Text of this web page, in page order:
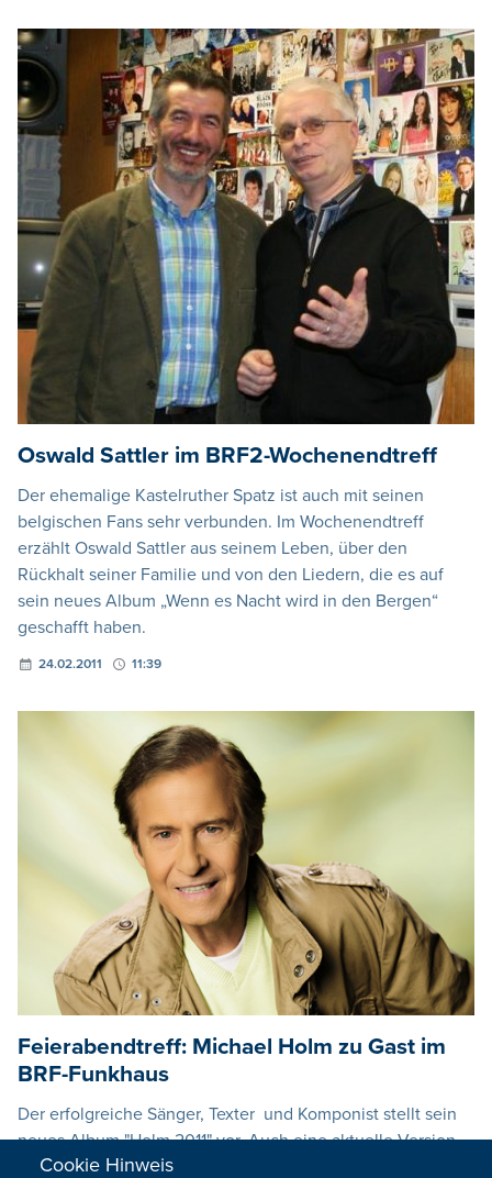
Oswald Sattler im BRF2-Wochenendtreff
Der ehemalige Kastelruther Spatz ist auch mit seinen
belgischen Fans sehr verbunden. Im Wochenendtreff
erzählt Oswald Sattler aus seinem Leben, über den
Rückhalt seiner Familie und von den Liedern, die es auf
sein neues Album „Wenn es Nacht wird in den Bergen“
geschafft haben.
24.02.2011 11:39
Feierabendtreff: Michael Holm zu Gast im
BRF-Funkhaus
Der erfolgreiche Sänger, Texter und Komponist stellt sein
neues Album "Holm 2011" vor. Auch eine aktuelle Version
des Erfolgshits "Mendocino" ist dabei.
Cookie Hinweis